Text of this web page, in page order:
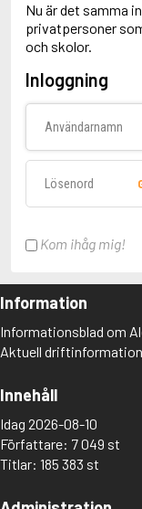
Nu är det samma
privatpersoner
och skolor.
Inloggning
Kom ihåg mig!
Information
Informationsblad om
Aktuell driftinformation
Innehåll
Idag 2026-08-10
Författare: 7 049 st
Titlar: 185 383 st